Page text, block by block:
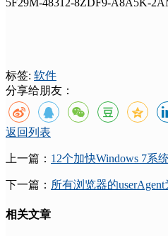
标签: 软件
分享给朋友：
返回列表
上一篇： 12个加快Windows 7系
下一篇： 所有浏览器的
相关文章